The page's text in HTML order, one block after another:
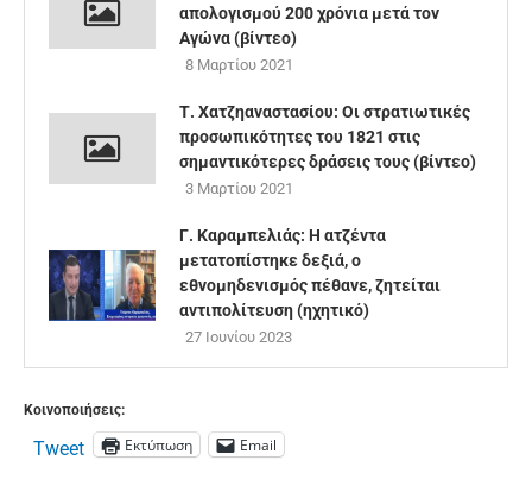
απολογισμού 200 χρόνια μετά τον
Αγώνα (βίντεο)
8 Μαρτίου 2021
Τ. Χατζηαναστασίου: Οι στρατιωτικές
προσωπικότητες του 1821 στις
σημαντικότερες δράσεις τους (βίντεο)
3 Μαρτίου 2021
Γ. Καραμπελιάς: Η ατζέντα
μετατοπίστηκε δεξιά, ο
εθνομηδενισμός πέθανε, ζητείται
αντιπολίτευση (ηχητικό)
27 Ιουνίου 2023
Κοινοποιήσεις:
Tweet Εκτύπωση Email